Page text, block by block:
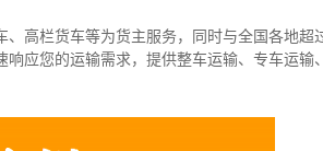
高栏货车等为货主服务，同时与全国各地超
应您的运输需求，提供整车运输、专车运输